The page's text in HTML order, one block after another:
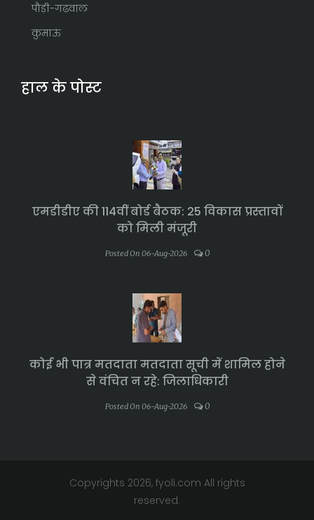
पौड़ी-गढ़वाल
कुमाऊं
हाल के पोस्ट
एमडीडीए की 114वीं बोर्ड बैठक: 25 विकास प्रस्तावों
को मिली मंजूरी
Posted On 06-Aug-2026 0
कोई भी पात्र मतदाता मतदाता सूची में शामिल होने
से वंचित न रहे: जिलाधिकारी
Posted On 06-Aug-2026 0
Copyrights 2026, fyoli.com All rights
reserved.